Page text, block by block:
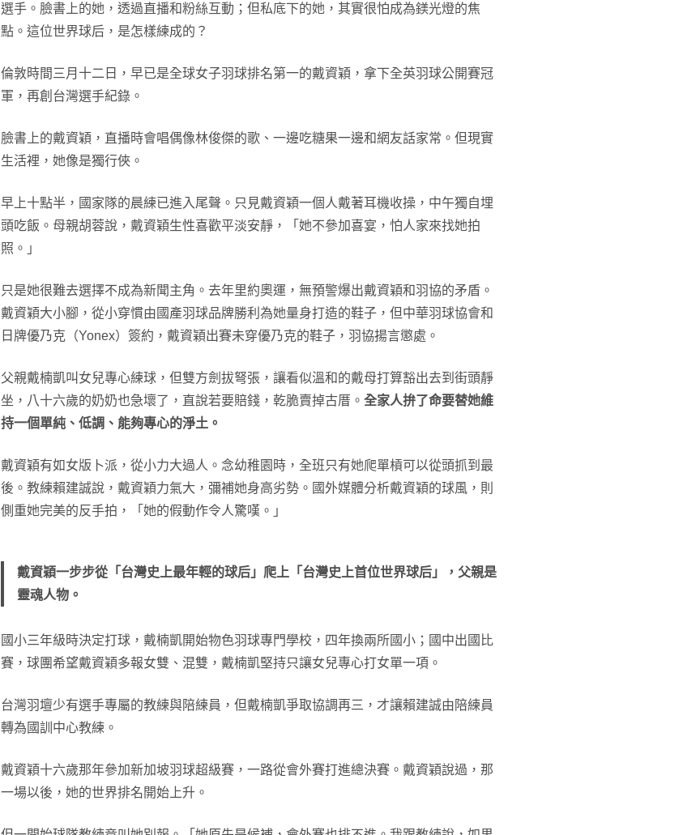
選手。臉書上的她，透過直播和粉絲互動；但私底下的她，其實很怕成為鎂光燈的焦
點。這位世界球后，是怎樣練成的？
倫敦時間三月十二日，早已是全球女子羽球排名第一的戴資穎，拿下全英羽球公開賽冠
軍，再創台灣選手紀錄。
臉書上的戴資穎，直播時會唱偶像林俊傑的歌、一邊吃糖果一邊和網友話家常。但現實
生活裡，她像是獨行俠。
早上十點半，國家隊的晨練已進入尾聲。只見戴資穎一個人戴著耳機收操，中午獨自埋
頭吃飯。母親胡蓉說，戴資穎生性喜歡平淡安靜，「她不參加喜宴，怕人家來找她拍
照。」
只是她很難去選擇不成為新聞主角。去年里約奧運，無預警爆出戴資穎和羽協的矛盾。
戴資穎大小腳，從小穿慣由國產羽球品牌勝利為她量身打造的鞋子，但中華羽球協會和
日牌優乃克（Yonex）簽約，戴資穎出賽未穿優乃克的鞋子，羽協揚言懲處。
父親戴楠凱叫女兒專心練球，但雙方劍拔弩張，讓看似溫和的戴母打算豁出去到街頭靜
坐，八十六歲的奶奶也急壞了，直說若要賠錢，乾脆賣掉古厝。 全家人拚了命要替她維
持一個單純、低調、能夠專心的淨土。
戴資穎有如女版卜派，從小力大過人。念幼稚園時，全班只有她爬單槓可以從頭抓到最
後。教練賴建誠說，戴資穎力氣大，彌補她身高劣勢。國外媒體分析戴資穎的球風，則
側重她完美的反手拍，「她的假動作令人驚嘆。」
戴資穎一步步從「台灣史上最年輕的球后」爬上「台灣史上首位世界球后」，父親是
靈魂人物。
國小三年級時決定打球，戴楠凱開始物色羽球專門學校，四年換兩所國小；國中出國比
賽，球團希望戴資穎多報女雙、混雙，戴楠凱堅持只讓女兒專心打女單一項。
台灣羽壇少有選手專屬的教練與陪練員，但戴楠凱爭取協調再三，才讓賴建誠由陪練員
轉為國訓中心教練。
戴資穎十六歲那年參加新加坡羽球超級賽，一路從會外賽打進總決賽。戴資穎說過，那
一場以後，她的世界排名開始上升。